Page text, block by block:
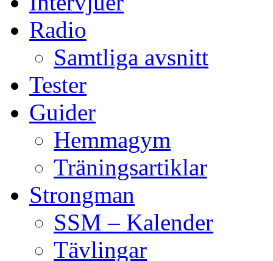
Radio
Samtliga avsnitt
Tester
Guider
Hemmagym
Träningsartiklar
Strongman
SSM – Kalender
Tävlingar